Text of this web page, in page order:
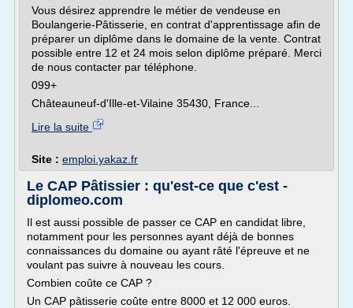
Vous désirez apprendre le métier de vendeuse en
Boulangerie-Pâtisserie, en contrat d'apprentissage afin de
préparer un diplôme dans le domaine de la vente. Contrat
possible entre 12 et 24 mois selon diplôme préparé. Merci
de nous contacter par téléphone.
099+
Châteauneuf-d'Ille-et-Vilaine 35430, France...
Lire la suite
Site : emploi.yakaz.fr
Le CAP Pâtissier : qu'est-ce que c'est -
diplomeo.com
Il est aussi possible de passer ce CAP en candidat libre,
notamment pour les personnes ayant déjà de bonnes
connaissances du domaine ou ayant râté l'épreuve et ne
voulant pas suivre à nouveau les cours.
Combien coûte ce CAP ?
Un CAP pâtisserie coûte entre 8000 et 12 000 euros.